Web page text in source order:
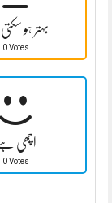
بہتر ہو
0 Votes
اچھی
0 Votes